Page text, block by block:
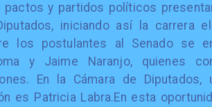
y partidos políticos
iniciando así la carrera
los postulantes al Senado se
y Jaime Naranjo, quienes
En la Cámara de
es Patricia Labra.En esta